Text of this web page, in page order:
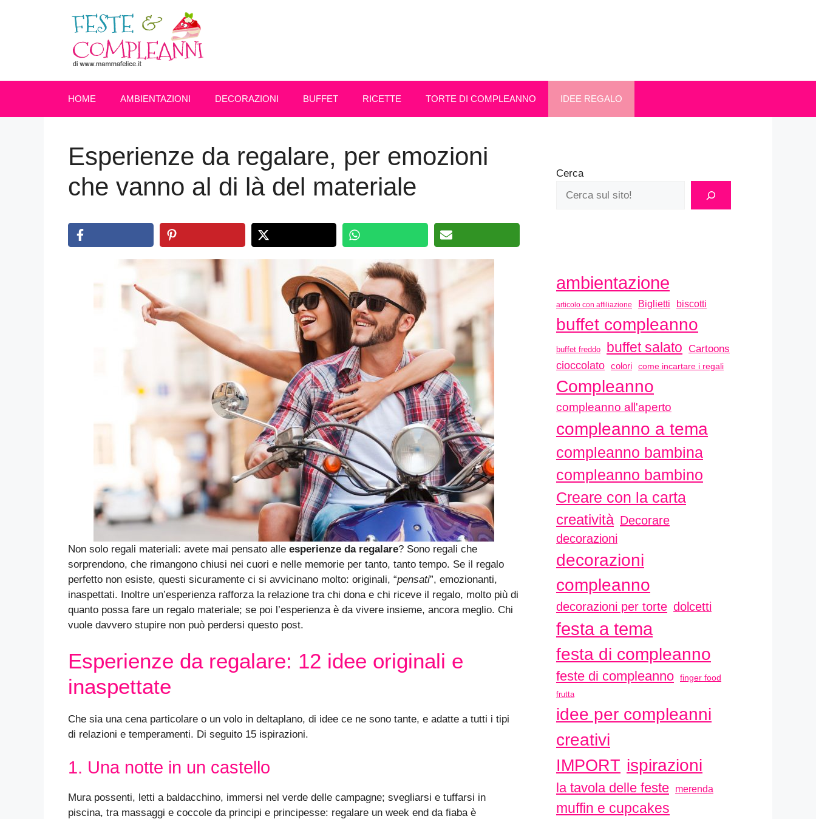
HOME AMBIENTAZIONI DECORAZIONI BUFFET RICETTE TORTE DI COMPLEANNO IDEE REGALO
Esperienze da regalare, per emozioni
che vanno al di là del materiale
Non solo regali materiali: avete mai pensato alle esperienze da regalare? Sono regali che
sorprendono, che rimangono chiusi nei cuori e nelle memorie per tanto, tanto tempo. Se il regalo
perfetto non esiste, questi sicuramente ci si avvicinano molto: originali, “pensati”, emozionanti,
inaspettati. Inoltre un’esperienza rafforza la relazione tra chi dona e chi riceve il regalo, molto più di
quanto possa fare un regalo materiale; se poi l’esperienza è da vivere insieme, ancora meglio. Chi
vuole davvero stupire non può perdersi questo post.
Esperienze da regalare: 12 idee originali e
inaspettate
Che sia una cena particolare o un volo in deltaplano, di idee ce ne sono tante, e adatte a tutti i tipi
di relazioni e temperamenti. Di seguito 15 ispirazioni.
1. Una notte in un castello
Mura possenti, letti a baldacchino, immersi nel verde delle campagne; svegliarsi e tuffarsi in
piscina, tra massaggi e coccole da principi e principesse: regalare un week end da fiaba è
Cerca
ambientazione
articolo con affiliazione Biglietti biscotti
buffet compleanno
buffet freddo buffet salato Cartoons
cioccolato colori come incartare i regali
Compleanno
compleanno all'aperto
compleanno a tema
compleanno bambina
compleanno bambino
Creare con la carta
creatività Decorare
decorazioni
decorazioni
compleanno
decorazioni per torte dolcetti
festa a tema
festa di compleanno
feste di compleanno finger food
frutta
idee per compleanni
creativi
IMPORT ispirazioni
la tavola delle feste merenda
muffin e cupcakes